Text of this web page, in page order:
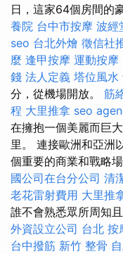
日，這家64個房間的
養院 台中市按摩 波經
seo 台北外燴 徵信社
麼 逢甲按摩 運動按摩
錢 法人定義 塔位風水
分，從機場開放。 筋
程 大里推拿 seo
在擁抱一個美麗而巨
里。 連接歐洲和亞洲
個重要的商業和戰略
國公司在台分公司 清
老花雷射費用 大里推
誰不會熟悉眾所周知
外資設立公司 台北 按
台中撥筋 新竹 整骨